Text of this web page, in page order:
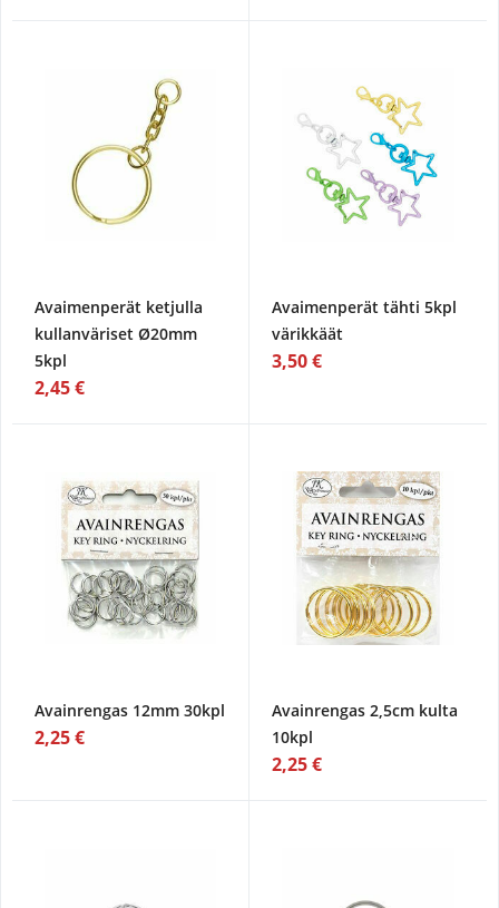
Avaimenperät ketjulla
kullanväriset Ø20mm
5kpl
2,45 €
Avaimenperät tähti 5kpl
värikkäät
3,50 €
Avainrengas 12mm 30kpl
2,25 €
Avainrengas 2,5cm kulta
10kpl
2,25 €